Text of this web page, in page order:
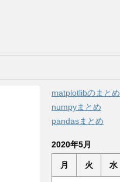
matplotlibのまとめ
numpyまとめ
pandasまとめ
2020年5月
月 火 水